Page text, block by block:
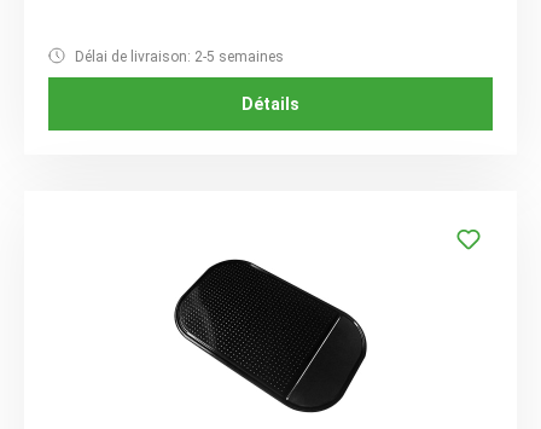
Délai de livraison: 2-5 semaines
Détails